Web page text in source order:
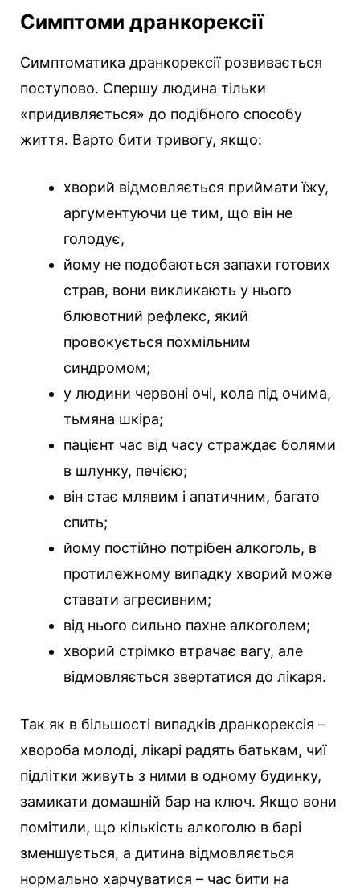
Симптоми дранкорексії
Симптоматика дранкорексії розвивається
поступово. Спершу людина тільки
«придивляється» до подібного способу
життя. Варто бити тривогу, якщо:
хворий відмовляється приймати їжу,
аргументуючи це тим, що він не
голодує,
йому не подобаються запахи готових
страв, вони викликають у нього
блювотний рефлекс, який
провокується похмільним
синдромом;
у людини червоні очі, кола під очима,
тьмяна шкіра;
пацієнт час від часу страждає болями
в шлунку, печією;
він стає млявим і апатичним, багато
спить;
йому постійно потрібен алкоголь, в
протилежному випадку хворий може
ставати агресивним;
від нього сильно пахне алкоголем;
хворий стрімко втрачає вагу, але
відмовляється звертатися до лікаря.
Так як в більшості випадків дранкорексія –
хвороба молоді, лікарі радять батькам, чиї
підлітки живуть з ними в одному будинку,
замикати домашній бар на ключ. Якщо вони
помітили, що кількість алкоголю в барі
зменшується, а дитина відмовляється
нормально харчуватися – час бити на